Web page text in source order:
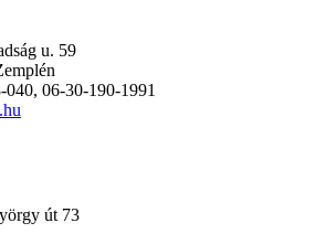
u. 59
040, 06-30-190-1991
út 73